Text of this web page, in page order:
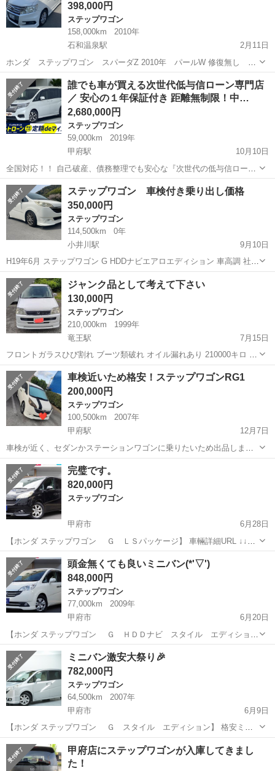
398,000円
ステップワゴン
158,000km
2010年
石和温泉駅
2月11日
ホンダ ステップワゴン スパーダZ 2010年 パールW 修復無し 評
価点3位 CC 検付渡し（現在予備検査通過済） 15万キロ（16万代寄
り） ー装備ー ナビ バックカメラ フリップダウン 両側PS エ
ア...
山梨 甲府市 石和温泉駅 ステップワゴン
誰でも車が買える次世代低与信ローン専門店
／ 安心の１年保証付き 距離無制限！中…
2,680,000円
ステップワゴン
59,000km
2019年
甲府駅
10月10日
全国対応！！ 自己破産、債務整理でも安心な『次世代の低与信ロー
ン』 自動車ローン審査が不安な方も、カーメル山梨店なら独自の審査
基準で中古車や未使用から新車を分割払いで購入できます。 ☑️年間１
万件以上の申...
山梨 甲府市 甲府駅 ステップワゴン 車両
ステップワゴン 車検付き乗り出し価格
350,000円
ステップワゴン
114,500km
0年
小井川駅
9月10日
H19年6月 ステップワゴン G HDDナビエアロエディション 車高調 社外
アルミ17インチ ETC キーレス2個 両側パワフラ ４ナンバー貨物登録2
～５人乗り 車検付き 7人乗り2年車検...
山梨 甲府市 小井川駅 ステップワゴン
ジャンク品として考えて下さい
130,000円
ステップワゴン
210,000km
1999年
竜王駅
7月15日
フロントガラスひび割れ ブーツ類破れ オイル漏れあり 210000キロ 車
検R7、8月 名義変更出来る方 こちらでする場合は10000円 今月限定で
す。 価格相談のります。 まだ少し乗ってるので距離伸びます。 ノー
クレームノ...
山梨 甲府市 竜王駅 ステップワゴン ジャンク品
車検近いため格安！ステップワゴンRG1
200,000円
ステップワゴン
100,500km
2007年
甲府駅
12月7日
車検が近く、セダンかステーションワゴンに乗りたいため出品しま
す！ 他のサイトを見ると20万キロ走ってても売られている人気の車で
す！ 不具合は何もないです！珍しい４ナンバーで税金や車検も安いで
す！！ さらに珍しい床がフローリン...
山梨 甲府市 甲府駅
完璧です。
820,000円
ステップワゴン
甲府市
6月28日
【ホンダ ステップワゴン Ｇ ＬＳパッケージ】 車輛詳細URL ↓↓
https://www.otoron.jp/lists/detail?carno=038608 値段も機能も完璧で
す。 ☆★☆リピ...
山梨 甲府市 ステップワゴン
頭金無くても良いミニバン(*'▽')
848,000円
ステップワゴン
77,000km
2009年
甲府市
6月20日
【ホンダ ステップワゴン Ｇ ＨＤＤナビ スタイル エディショ
ン】 車輛詳細URL ↓↓ https://www.otoron.jp/lists/detail?carno=038373
☆★☆リピーター...
山梨 甲府市 ステップワゴン オトロン
ミニバン激安大祭り🎉
782,000円
ステップワゴン
64,500km
2007年
甲府市
6月9日
【ホンダ ステップワゴン Ｇ スタイル エディション】 格安ミニ
バンのご紹介でーす！ こんなに安いのに車検も2年付いてます！ さい
こうのきわみです。 ↓↓車両詳細URL↓↓ https://www.oto...
山梨 甲府市 ステップワゴン オトロン
甲府店にステップワゴンが入庫してきまし
た！